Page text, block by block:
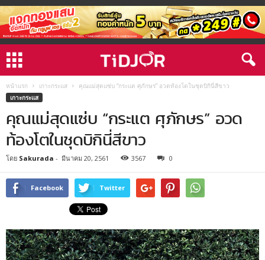
หน้าแรก เกาะกระแส
คุณแม่สุดแซ่บ “กระแต ศุภักษร” อวดท้องโตในชุดบิกินี่สีขาว
เกาะกระแส
คุณแม่สุดแซ่บ “กระแต ศุภักษร” อวด
ท้องโตในชุดบิกินี่สีขาว
โดย Sakurada - มีนาคม 20, 2561 3567 0
Facebook Twitter